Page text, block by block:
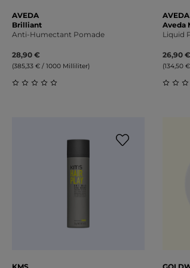
AVEDA
Brilliant
Anti-Humectant Pomade
28,90 €
(385,33 € / 1000 Milliliter)
AVEDA
Aveda
Liquid
26,90 €
(134,50